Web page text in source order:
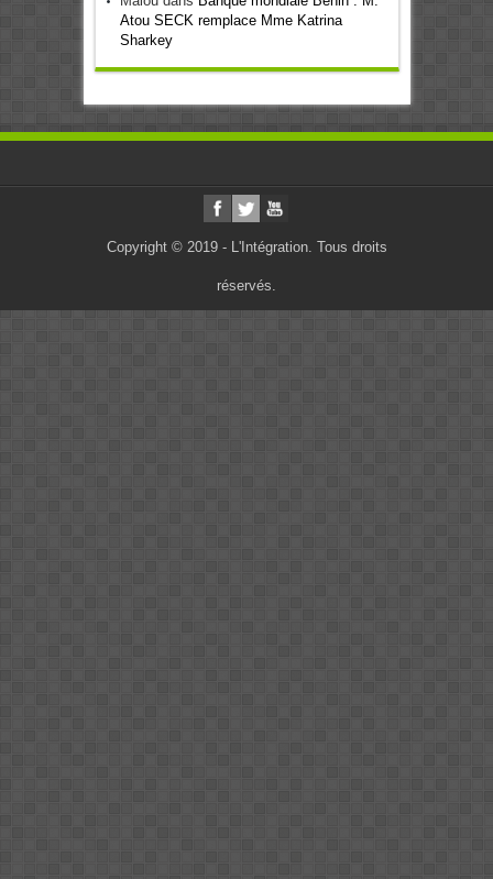
Atou SECK remplace Mme Katrina
Sharkey
Copyright © 2019 - L'Intégration. Tous droits
réservés.